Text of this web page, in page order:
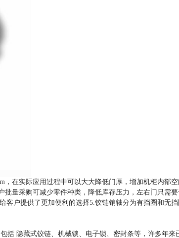
，在实际应用过程中可以大大降低门厚，增加机柜内部
量采购可减少零件种类，降低库存压力，左右门只需
客户提供了更加便利的选择5.铰链销轴分为有挡圈和无
括 隐藏式铰链、机械锁、电子锁、密封条等，许多年来